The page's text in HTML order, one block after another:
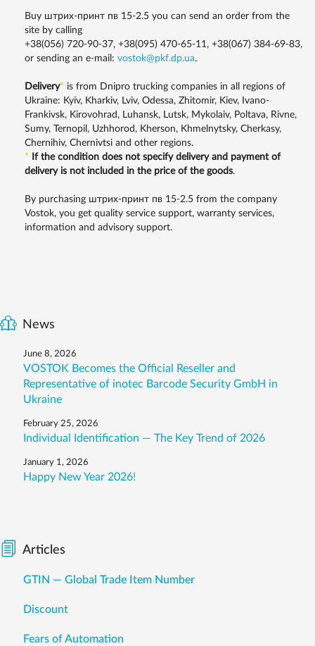
Buy штрих-принт пв 15-2.5 you can send an order from the
site by calling
+38(056) 720-90-37, +38(095) 470-65-11, +38(067) 384-69-83,
or sending an e-mail: vostok@pkf.dp.ua.
Delivery* is from Dnipro trucking companies in all regions of
Ukraine: Kyiv, Kharkiv, Lviv, Odessa, Zhitomir, Kiev, Ivano-
Frankivsk, Kirovohrad, Luhansk, Lutsk, Mykolaiv, Poltava, Rivne,
Sumy, Ternopil, Uzhhorod, Kherson, Khmelnytsky, Cherkasy,
Chernihiv, Chernivtsi and other regions.
*
If the condition does not specify delivery and payment of
delivery is not included in the price of the goods.
By purchasing штрих-принт пв 15-2.5 from the company
Vostok, you get quality service support, warranty services,
information and advisory support.
News
June 8, 2026
VOSTOK Becomes the Official Reseller and
Representative of inotec Barcode Security GmbH in
Ukraine
February 25, 2026
Individual Identification — The Key Trend of 2026
January 1, 2026
Happy New Year 2026!
Articles
GTIN — Global Trade Item Number
Discount
Fears of Automation